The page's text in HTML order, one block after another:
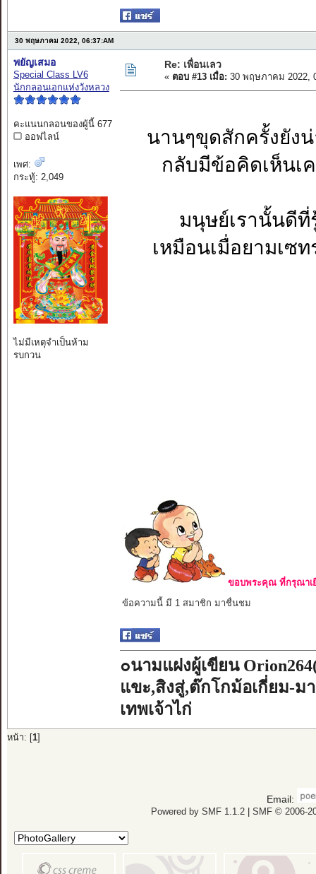
30 พฤษภาคม 2022, 06:37:AM
พยัญเสมอ
Special Class LV6
นักกลอนเอกแห่งวังหลวง
คะแนนกลอนของผู้นี้ 677
ออฟไลน์
เพศ:
กระทู้: 2,049
ไม่มีเหตุจำเป็นห้าม
รบกวน
Re: เพื่อนเลว
« ตอบ #13 เมื่อ: 30 พฤษภาคม 2022,
นานๆขุดสักครั้งยัง
กลับมีข้อคิดเห็นเ
มนุษย์เรานั้นดี
เหมือนเมื่อยามเซ
ขอบพระคุณ ที่กรุณาเ
ข้อความนี้ มี 1 สมาชิก มาชื่นชม
๐นามแฝงผู้เขียน
แขะ,สิงสู่,ต๊กโกม้อเกี่ยม-ม
เทพเจ้าไก่
หน้า: [ 1]
Email:
Powered by SMF 1.1.2| SMF © 2006-